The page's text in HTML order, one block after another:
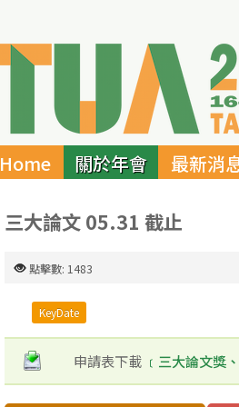
Home 關於年會 最新消
三大論文 05.31 截止
點擊數: 1483
KeyDate
申請表下載 ﹝三大論文獎